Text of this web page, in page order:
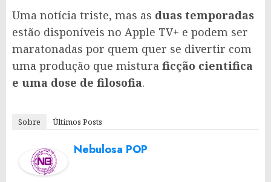
Uma notícia triste, mas as duas temporadas
estão disponíveis no Apple TV+ e podem ser
maratonadas por quem quer se divertir com
uma produção que mistura ficção cientifica
e uma dose de filosofia.
Sobre Últimos Posts
Nebulosa POP